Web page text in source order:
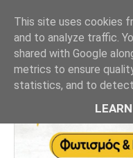
This site uses cookies
and to analyze traffic.
shared with Google
metrics to ensure
statistics, and to detect